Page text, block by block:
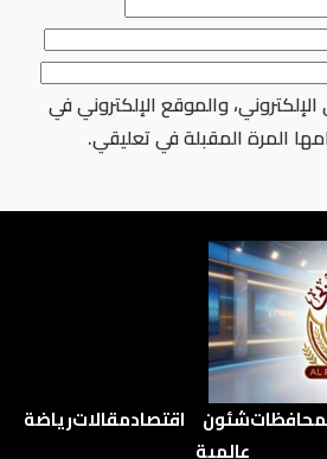
والموقع الإلكتروني في
المرة المقبلة في تعليقي.
شئون
عالمية
اقتصادمقالاترياضة